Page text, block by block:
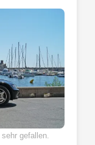
gefallen.